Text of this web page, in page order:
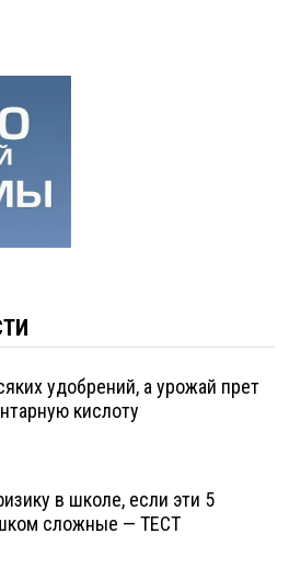
удобрений, а урожай прет
кислоту
в школе, если эти 5
сложные — ТЕСТ